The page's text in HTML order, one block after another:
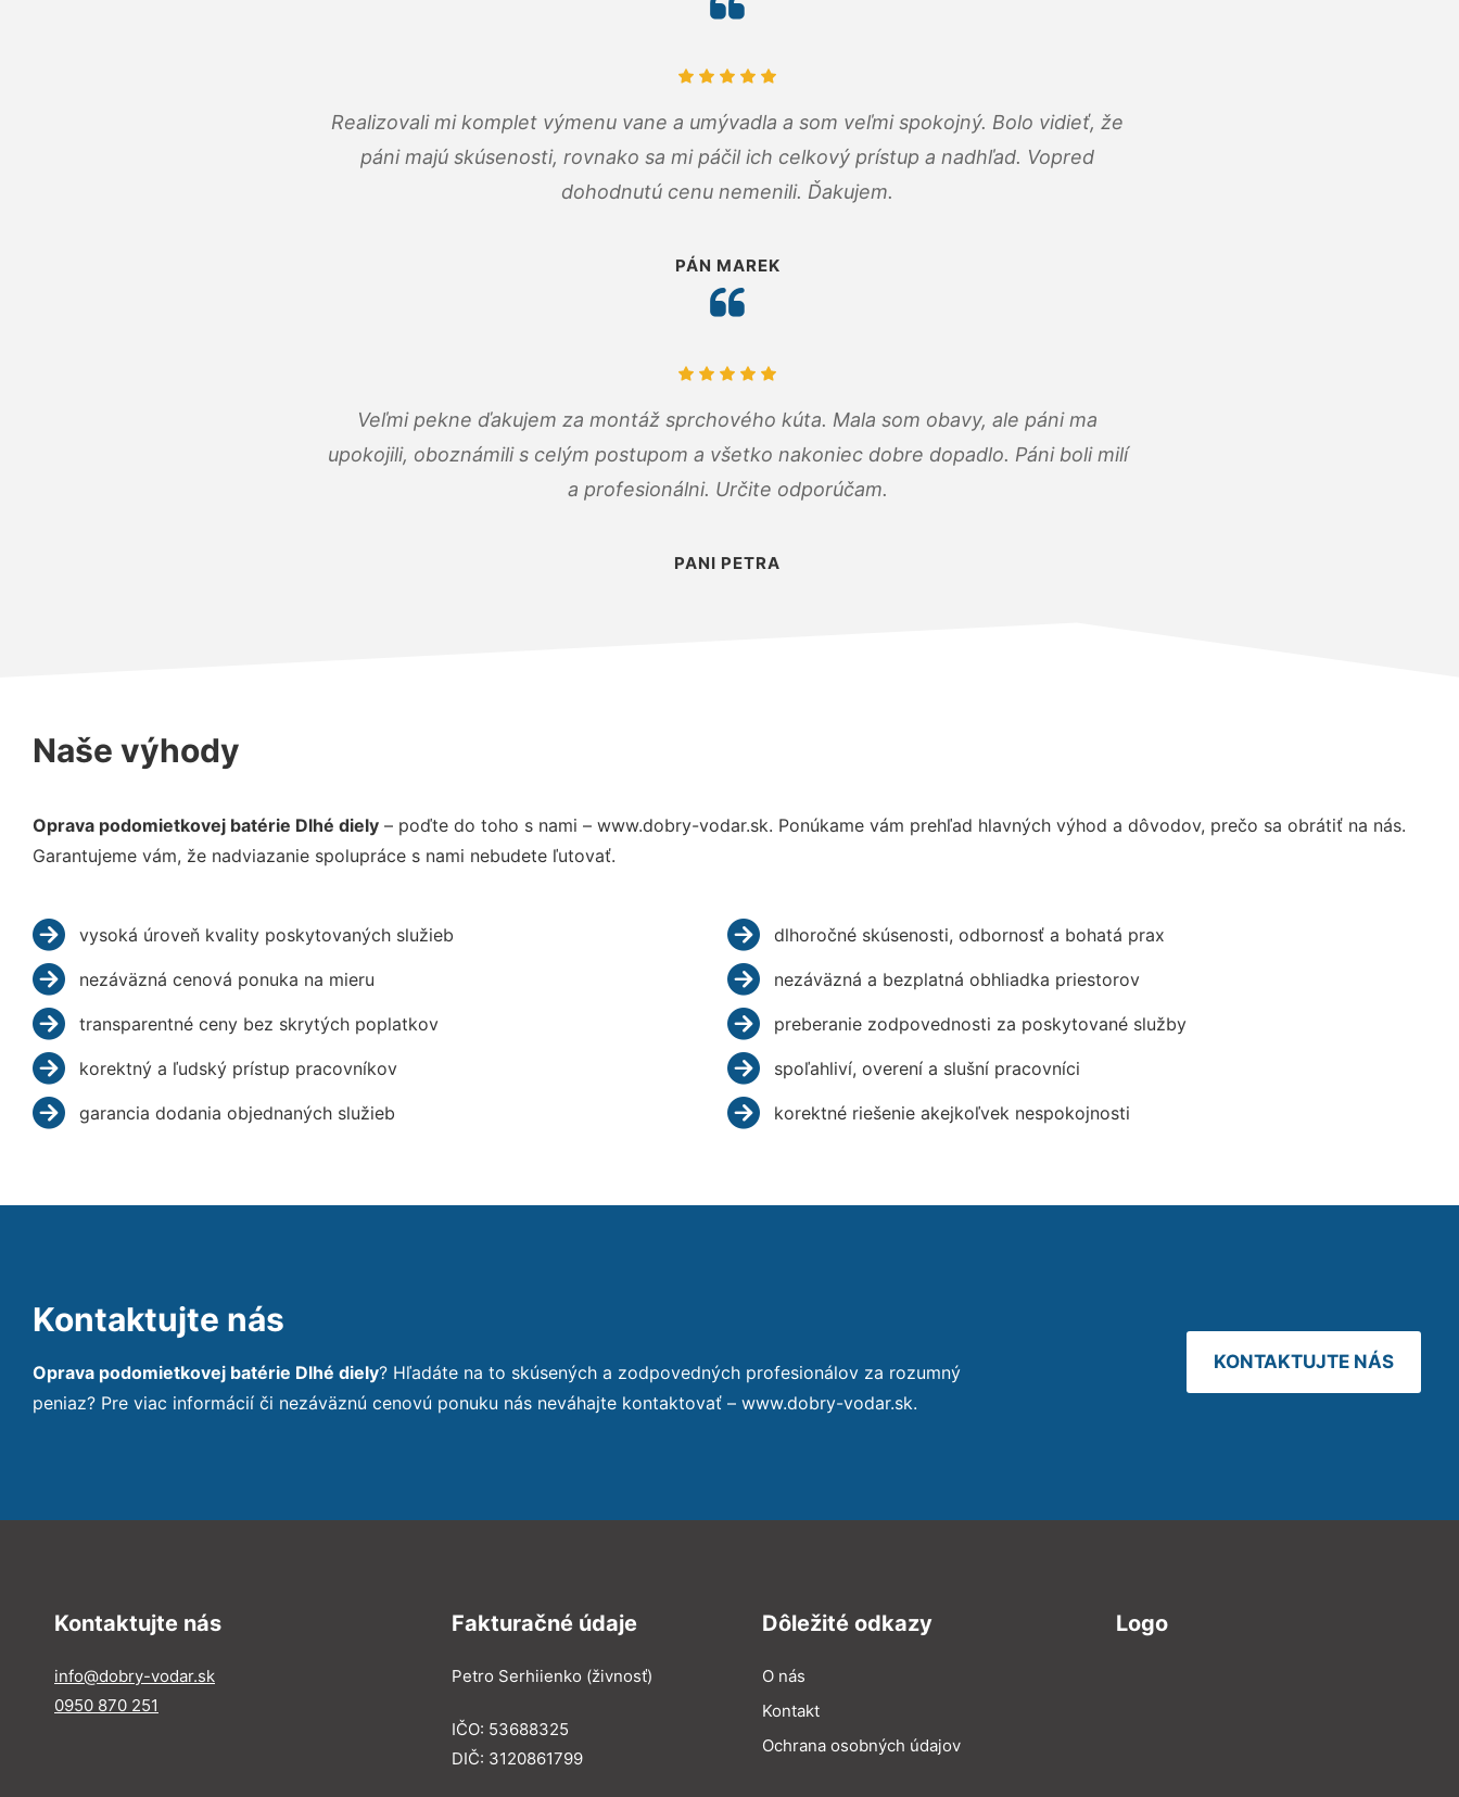
Realizovali mi komplet výmenu vane a umývadla a som veľmi spokojný. Bolo vidieť, že
páni majú skúsenosti, rovnako sa mi páčil ich celkový prístup a nadhľad. Vopred
dohodnutú cenu nemenili. Ďakujem.
PÁN MAREK
Veľmi pekne ďakujem za montáž sprchového kúta. Mala som obavy, ale páni ma
upokojili, oboznámili s celým postupom a všetko nakoniec dobre dopadlo. Páni boli milí
a profesionálni. Určite odporúčam.
PANI PETRA
Naše výhody
Oprava podomietkovej batérie Dlhé diely – poďte do toho s nami – www.dobry-vodar.sk. Ponúkame vám prehľad hlavných výhod a dôvodov, prečo sa obrátiť na nás.
Garantujeme vám, že nadviazanie spolupráce s nami nebudete ľutovať.
vysoká úroveň kvality poskytovaných služieb
nezáväzná cenová ponuka na mieru
transparentné ceny bez skrytých poplatkov
korektný a ľudský prístup pracovníkov
garancia dodania objednaných služieb
dlhoročné skúsenosti, odbornosť a bohatá prax
nezáväzná a bezplatná obhliadka priestorov
preberanie zodpovednosti za poskytované služby
spoľahliví, overení a slušní pracovníci
korektné riešenie akejkoľvek nespokojnosti
Kontaktujte nás
Oprava podomietkovej batérie Dlhé diely? Hľadáte na to skúsených a zodpovedných profesionálov za rozumný
peniaz? Pre viac informácií či nezáväznú cenovú ponuku nás neváhajte kontaktovať – www.dobry-vodar.sk.
KONTAKTUJTE NÁS
Kontaktujte nás
info@dobry-vodar.sk
0950 870 251
Fakturačné údaje
Petro Serhiienko (živnosť)
IČO: 53688325
DIČ: 3120861799
Dôležité odkazy
O nás
Kontakt
Ochrana osobných údajov
Logo